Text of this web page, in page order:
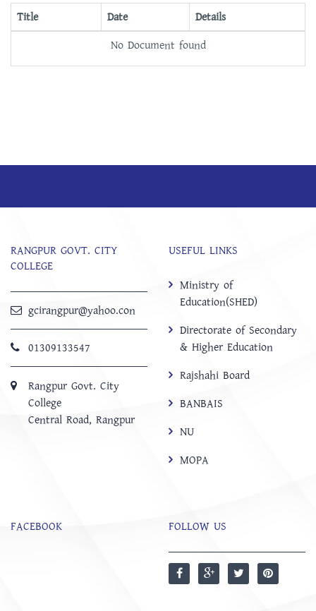
Title Date
Details
No Document found
RANGPUR GOVT. CITY
COLLEGE
gcirangpur@yahoo.con
01309133547
Rangpur Govt. City
College
Central Road, Rangpur
USEFUL LINKS
Ministry of
Education(SHED)
Directorate of Secondary
& Higher Education
Rajshahi Board
BANBAIS
NU
MOPA
FACEBOOK FOLLOW US